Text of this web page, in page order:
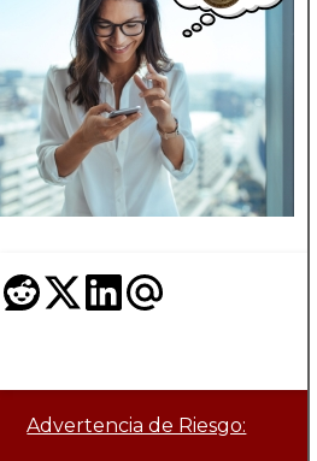
Advertencia de Riesgo: